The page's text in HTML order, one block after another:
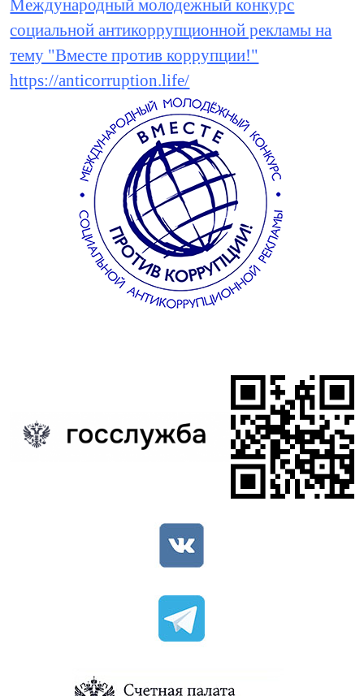
Международный молодежный конкурс
социальной антикоррупционной рекламы на
тему "Вместе против коррупции!"
https://anticorruption.life/